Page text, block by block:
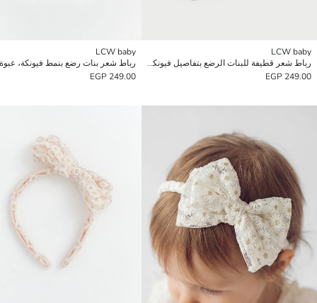
LCW baby
رباط شعر قطيفة للبنات الرضع بتفاصيل فيونكة - مجموعة من 2
249.00 EGP
LCW baby
249.00 EGP